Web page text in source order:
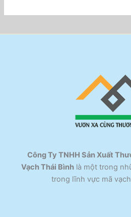
Công Ty TNHH Sản Xuất
Vạch Thái Bìnhlà một trong
trong lĩnh vực mã